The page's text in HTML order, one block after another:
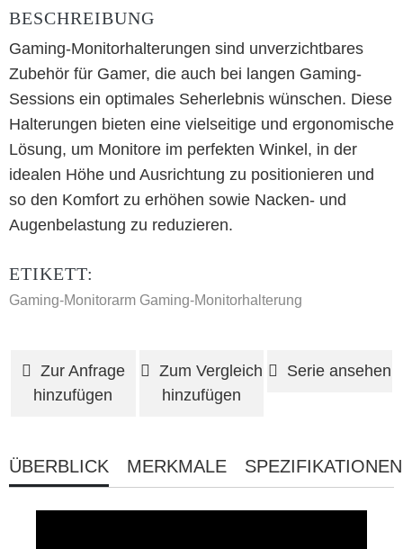
BESCHREIBUNG
Gaming-Monitorhalterungen sind unverzichtbares
Zubehör für Gamer, die auch bei langen Gaming-
Sessions ein optimales Seherlebnis wünschen. Diese
Halterungen bieten eine vielseitige und ergonomische
Lösung, um Monitore im perfekten Winkel, in der
idealen Höhe und Ausrichtung zu positionieren und
so den Komfort zu erhöhen sowie Nacken- und
Augenbelastung zu reduzieren.
ETIKETT:
Gaming-Monitorarm Gaming-Monitorhalterung
Zur Anfrage
hinzufügen
Zum Vergleich
hinzufügen
Serie ansehen
ÜBERBLICK MERKMALE SPEZIFIKATIONEN